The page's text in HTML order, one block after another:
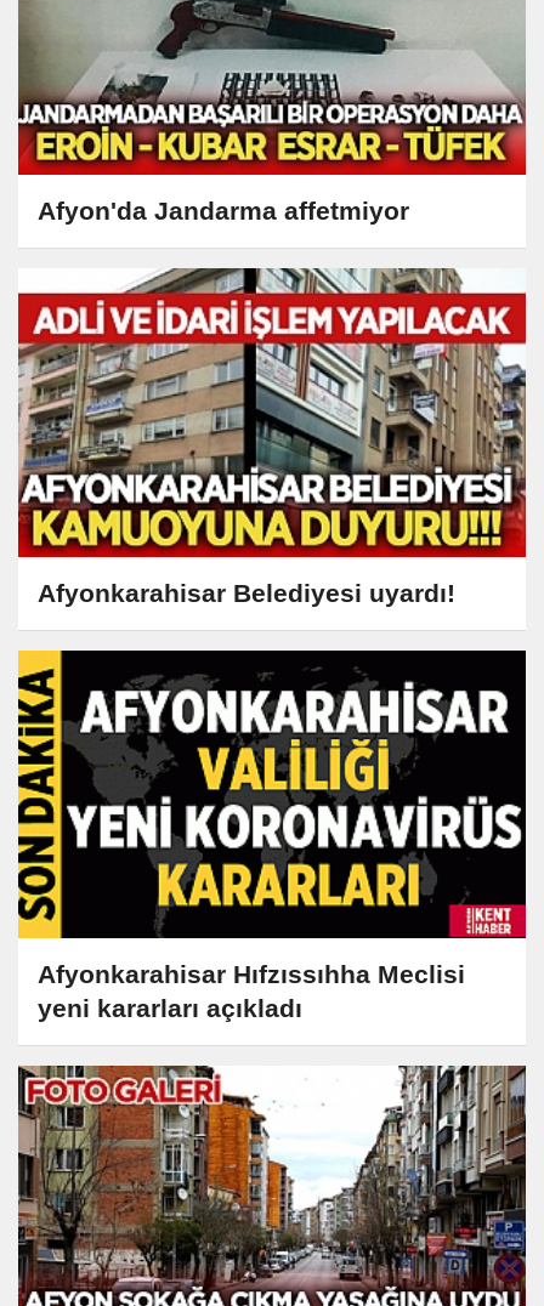
Afyon'da Jandarma affetmiyor
Afyonkarahisar Belediyesi uyardı!
Afyonkarahisar Hıfzıssıhha Meclisi
yeni kararları açıkladı